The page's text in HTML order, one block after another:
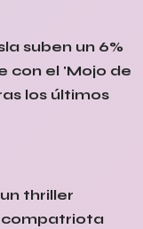
suben un 6%
con el 'Mojo de
los últimos
thriller
compatriota